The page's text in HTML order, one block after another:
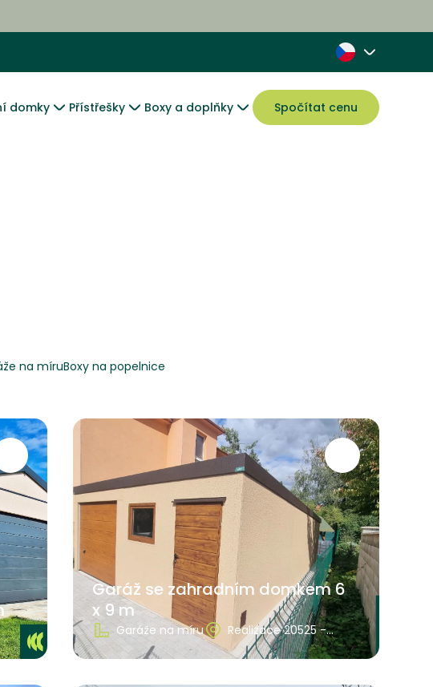
domky Přístřešky Boxy a doplňky Spočítat cenu
na míruBoxy na popelnice
Garáž se zahradním domkem 6
x 9 m
Garáže na míru
Realizace 20525 -
Zlínský kraj